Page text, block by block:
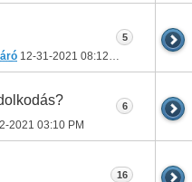
12-31-2021 08:12 PM
5
2021 03:10 PM
6
16